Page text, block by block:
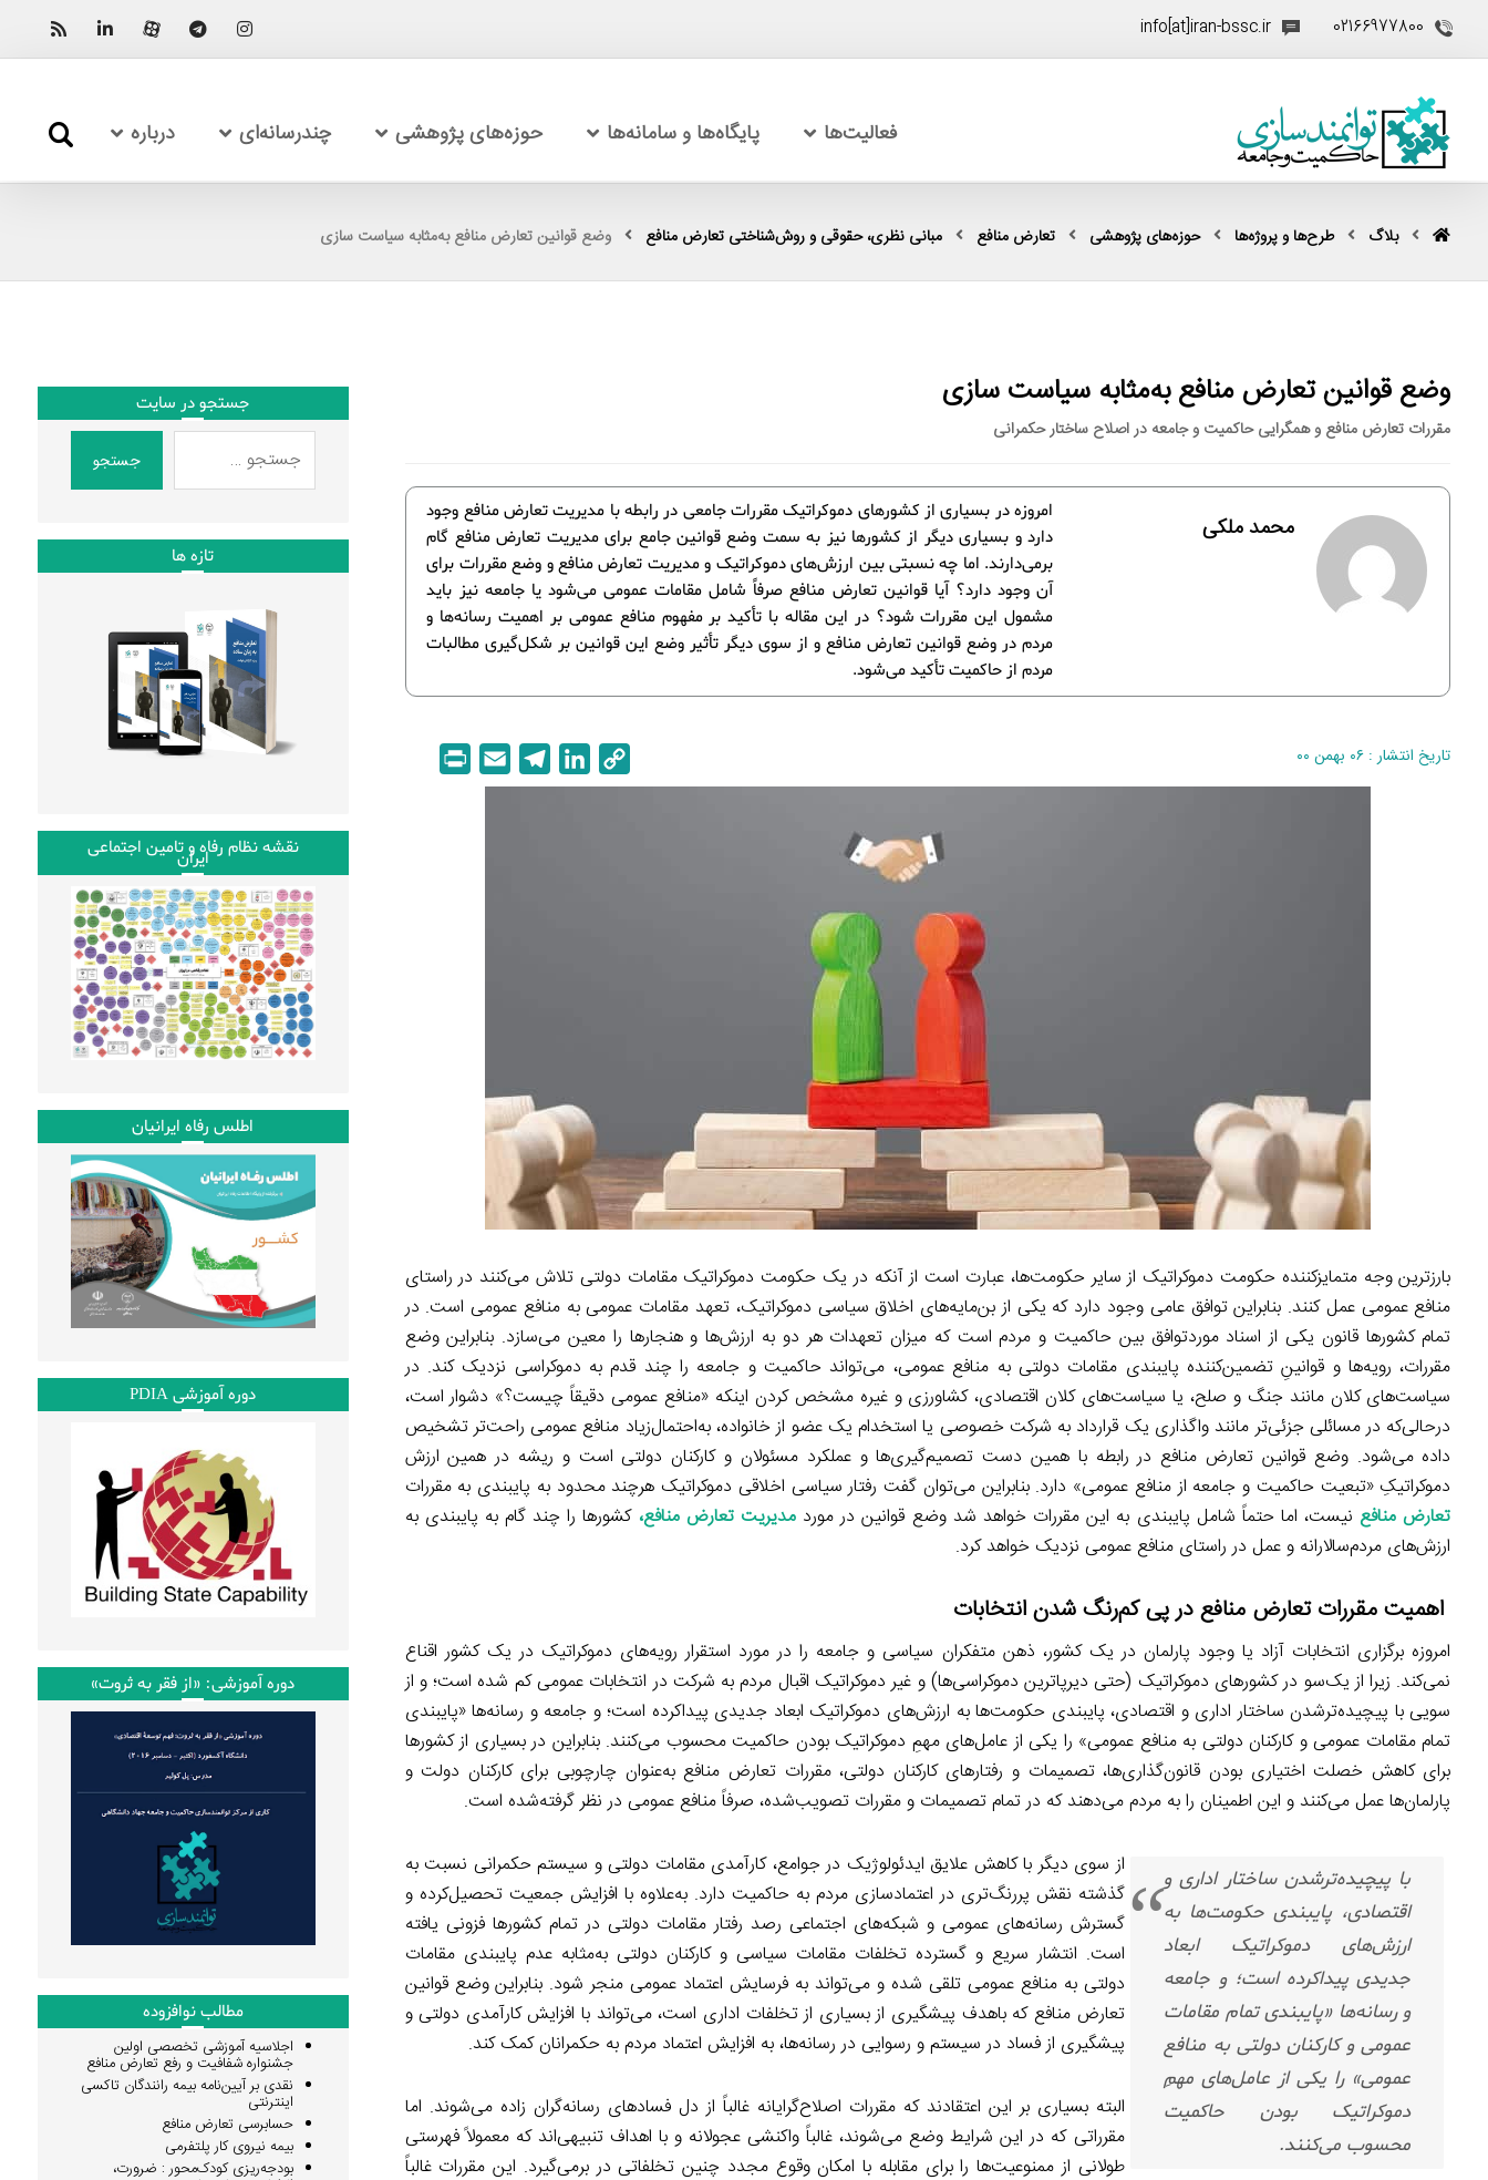
02166977800
info[at]iran-bssc.ir
فعالیت‌ها پایگاه‌ها و سامانه‌ها حوزه‌های پژوهشی چندرسانه‌ای درباره
بلاگ طرح‌ها و پروژه‌ها حوزه‌های پژوهشی تعارض منافع مبانی نظری، حقوقی و روش‌شناختی تعارض منافع وضع قوانین تعارض منافع به‌مثابه سیاست سازی
وضع قوانین تعارض منافع به‌مثابه سیاست سازی
مقررات تعارض منافع و همگرایی حاکمیت و جامعه در اصلاح ساختار حکمرانی
امروزه در بسیاری از کشورهای دموکراتیک مقررات جامعی در رابطه با مدیریت تعارض منافع وجود
دارد و بسیاری دیگر از کشورها نیز به سمت وضع قوانین جامع برای مدیریت تعارض منافع گام
برمی‌دارند. اما چه نسبتی بین ارزش‌های دموکراتیک و مدیریت تعارض منافع و وضع مقررات برای
آن وجود دارد؟ آیا قوانین تعارض منافع صرفاً شامل مقامات عمومی می‌شود یا جامعه نیز باید
مشمول این مقررات شود؟ در این مقاله با تأکید بر مفهوم منافع عمومی بر اهمیت رسانه‌ها و
مردم در وضع قوانین تعارض منافع و از سوی دیگر تأثیر وضع این قوانین بر شکل‌گیری مطالبات
مردم از حاکمیت تأکید می‌شود.
محمد ملکی
تاریخ انتشار : ۰۶ بهمن ۰۰
o
i
e
بارزترین وجه متمایزکننده حکومت دموکراتیک از سایر حکومت‌ها، عبارت است از آنکه در یک حکومت دموکراتیک مقامات دولتی تلاش می‌کنند در راستای
منافع عمومی عمل کنند. بنابراین توافق عامی وجود دارد که یکی از بن‌مایه‌های اخلاق سیاسی دموکراتیک، تعهد مقامات عمومی به منافع عمومی است. در
تمام کشورها قانون یکی از اسناد موردتوافق بین حاکمیت و مردم است که میزان تعهدات هر دو به ارزش‌ها و هنجارها را معین می‌سازد. بنابراین وضع
مقررات، رویه‌ها و قوانینِ تضمین‌کننده پایبندی مقامات دولتی به منافع عمومی، می‌تواند حاکمیت و جامعه را چند قدم به دموکراسی نزدیک کند. در
سیاست‌های کلان مانند جنگ و صلح، یا سیاست‌های کلان اقتصادی، کشاورزی و غیره مشخص کردن اینکه «منافع عمومی دقیقاً چیست؟» دشوار است،
درحالی‌که در مسائلی جزئی‌تر مانند واگذاری یک قرارداد به شرکت خصوصی یا استخدام یک عضو از خانواده، به‌احتمال‌زیاد منافع عمومی راحت‌تر تشخیص
داده می‌شود. وضع قوانین تعارض منافع در رابطه با همین دست تصمیم‌گیری‌ها و عملکرد مسئولان و کارکنان دولتی است و ریشه در همین ارزش
دموکراتیکِ «تبعیت حاکمیت و جامعه از منافع عمومی» دارد. بنابراین می‌توان گفت رفتار سیاسی اخلاقی دموکراتیک هرچند محدود به پایبندی به مقررات
تعارض منافع نیست، اما حتماً شامل پایبندی به این مقررات خواهد شد وضع قوانین در موردمدیریت تعارض منافع، کشورها را چند گام به پایبندی به
ارزش‌های مردم‌سالارانه و عمل در راستای منافع عمومی نزدیک خواهد کرد.
اهمیت مقررات تعارض منافع در پی کم‌رنگ شدن انتخابات
امروزه برگزاری انتخابات آزاد یا وجود پارلمان در یک کشور، ذهن متفکران سیاسی و جامعه را در مورد استقرار رویه‌های دموکراتیک در یک کشور اقناع
نمی‌کند. زیرا از یک‌سو در کشورهای دموکراتیک (حتی دیرپاترین دموکراسی‌ها) و غیر دموکراتیک اقبال مردم به شرکت در انتخابات عمومی کم شده است؛ و از
سویی با پیچیده‌ترشدن ساختار اداری و اقتصادی، پایبندی حکومت‌ها به ارزش‌های دموکراتیک ابعاد جدیدی پیداکرده است؛ و جامعه و رسانه‌ها «پایبندی
تمام مقامات عمومی و کارکنان دولتی به منافع عمومی» را یکی از عامل‌های مهمِ دموکراتیک بودن حاکمیت محسوب می‌کنند. بنابراین در بسیاری از کشورها
برای کاهش خصلت اختیاری بودن قانون‌گذاری‌ها، تصمیمات و رفتارهای کارکنان دولتی، مقررات تعارض منافع به‌عنوان چارچوبی برای کارکنان دولت و
پارلمان‌ها عمل می‌کنند و این اطمینان را به مردم می‌دهند که در تمام تصمیمات و مقررات تصویب‌شده، صرفاً منافع عمومی در نظر گرفته‌شده است.
با پیچیده‌ترشدن ساختار اداری و
اقتصادی، پایبندی حکومت‌ها به
ارزش‌های دموکراتیک ابعاد
جدیدی پیداکرده است؛ و جامعه
و رسانه‌ها «پایبندی تمام مقامات
عمومی و کارکنان دولتی به منافع
عمومی» را یکی از عامل‌های مهمِ
دموکراتیک بودن حاکمیت
محسوب می‌کنند.
از سوی دیگر با کاهش علایق ایدئولوژیک در جوامع، کارآمدی مقامات دولتی و سیستم حکمرانی نسبت به
گذشته نقش پررنگ‌تری در اعتمادسازی مردم به حاکمیت دارد. به‌علاوه با افزایش جمعیت تحصیل‌کرده و
گسترش رسانه‌های عمومی و شبکه‌های اجتماعی رصد رفتار مقامات دولتی در تمام کشورها فزونی یافته
است. انتشار سریع و گسترده تخلفات مقامات سیاسی و کارکنان دولتی به‌مثابه عدم پایبندی مقامات
دولتی به منافع عمومی تلقی شده و می‌تواند به فرسایش اعتماد عمومی منجر شود. بنابراین وضع قوانین
تعارض منافع که باهدف پیشگیری از بسیاری از تخلفات اداری است، می‌تواند با افزایش کارآمدی دولتی و
پیشگیری از فساد در سیستم و رسوایی در رسانه‌ها، به افزایش اعتماد مردم به حکمرانان کمک کند.
البته بسیاری بر این اعتقادند که مقررات اصلاح‌گرایانه غالباً از دل فسادهای رسانه‌گران زاده می‌شوند. اما
مقرراتی که در این شرایط وضع می‌شوند، غالباً واکنشی عجولانه و با اهداف تنبیهی‌اند که معمولاً فهرستی
طولانی از ممنوعیت‌ها را برای مقابله با امکان وقوع مجدد چنین تخلفاتی در برمی‌گیرد. این مقررات غالباً
جستجو در سایت
جستجو
تازه ها
نقشه نظام رفاه و تامین اجتماعی
ایران
اطلس رفاه ایرانیان
دوره آموزشی PDIA
دوره آموزشی: «از فقر به ثروت»
مطالب نوافزوده
اجلاسیه آموزشی تخصصی اولین
جشنواره شفافیت و رفع تعارض منافع
نقدی بر آیین‌نامه بیمه رانندگان تاکسی
اینترنتی
حسابرسی تعارض منافع
بیمه نیروی کار پلتفرمی
بودجه‌ریزی کودک‌محور : ضرورت،